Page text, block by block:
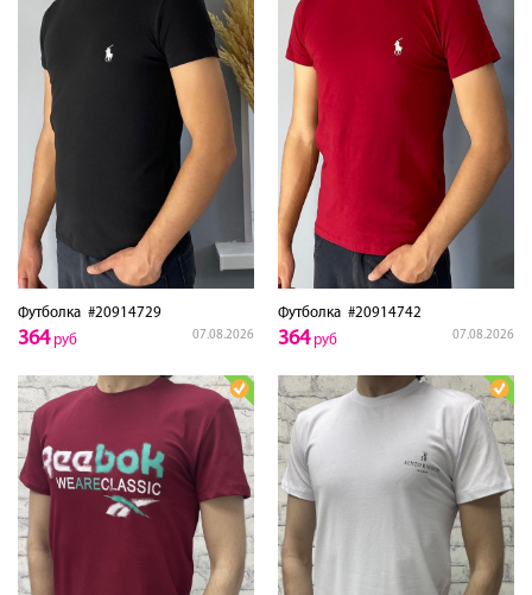
Футболка #20914729
07.08.2026
364руб
Футболка #20914742
07.08.2026
364руб